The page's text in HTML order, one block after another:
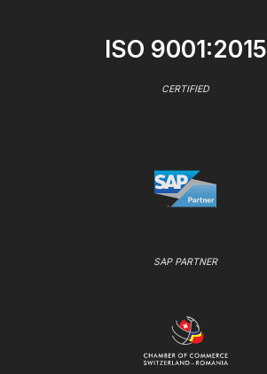
ISO 9001:2015
CERTIFIED
SAP PARTNER